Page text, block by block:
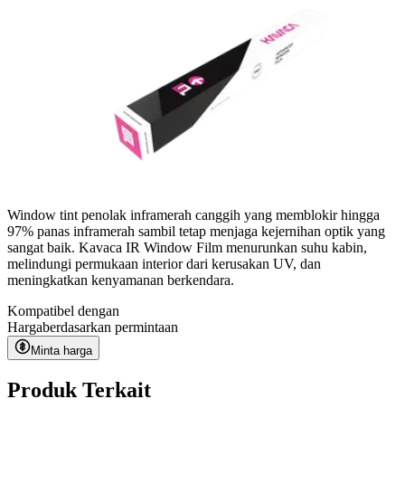
Window tint penolak inframerah canggih yang memblokir hingga
97% panas inframerah sambil tetap menjaga kejernihan optik yang
sangat baik. Kavaca IR Window Film menurunkan suhu kabin,
melindungi permukaan interior dari kerusakan UV, dan
meningkatkan kenyamanan berkendara.
Kompatibel dengan
Hargaberdasarkan permintaan
Minta harga
Produk Terkait